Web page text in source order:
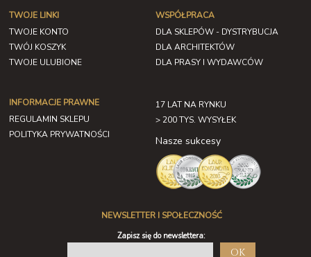
TWOJE LINKI
TWOJE KONTO
TWÓJ KOSZYK
TWOJE ULUBIONE
INFORMACJE PRAWNE
REGULAMIN SKLEPU
POLITYKA PRYWATNOŚCI
WSPÓŁPRACA
DLA SKLEPÓW - DYSTRYBUCJA
DLA ARCHITEKTÓW
DLA PRASY I WYDAWCÓW
17 LAT NA RYNKU
> 200 TYS. WYSYŁEK
Nasze sukcesy
NEWSLETTER I SPOŁECZNOŚĆ
Zapisz się do newslettera:
OK